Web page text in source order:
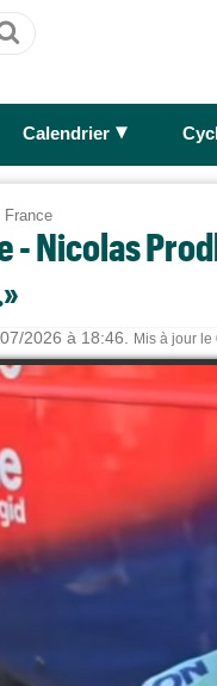
Ok
Calendrier ►
France
- Nicolas
2026 à 18:46. Mis à jour